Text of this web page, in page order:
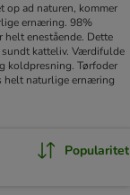
op ad naturen, kommer
ernæring. 98%
enestående. Dette
katteliv. Værdifulde
koldpresning. Tørfoder
naturlige ernæring
Popularitet